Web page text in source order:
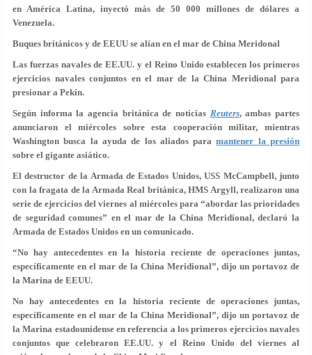
en América Latina, inyectó más de 50 000 millones de dólares a
Venezuela.
Buques británicos y de EEUU se alían en el mar de China Meridonal
Las fuerzas navales de EE.UU. y el Reino Unido establecen los primeros
ejercicios navales conjuntos en el mar de la China Meridional para
presionar a Pekín.
Según informa la agencia británica de noticias Reuters, ambas partes
anunciaron el miércoles sobre esta cooperación militar, mientras
Washington busca la ayuda de los aliados paramantener la presión
sobre el gigante asiático.
El destructor de la Armada de Estados Unidos, USS McCampbell, junto
con la fragata de la Armada Real británica, HMS Argyll, realizaron una
serie de ejercicios del viernes al miércoles para “abordar las prioridades
de seguridad comunes” en el mar de la China Meridional, declaró la
Armada de Estados Unidos en un comunicado.
“No hay antecedentes en la historia reciente de operaciones juntas,
específicamente en el mar de la China Meridional”, dijo un portavoz de
la Marina de EEUU.
No hay antecedentes en la historia reciente de operaciones juntas,
específicamente en el mar de la China Meridional”, dijo un portavoz de
la Marina estadounidense en referencia a los primeros ejercicios navales
conjuntos que celebraron EE.UU. y el Reino Unido del viernes al